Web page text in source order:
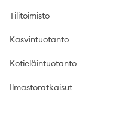
Tilitoimisto
Kasvintuotanto
Kotieläintuotanto
Ilmastoratkaisut